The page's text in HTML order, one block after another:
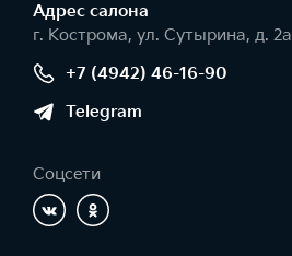
Адрес салонa
г. Кострома, ул. Сутырина, д. 2а
+7 (4942) 46-16-90
Telegram
Соцсети